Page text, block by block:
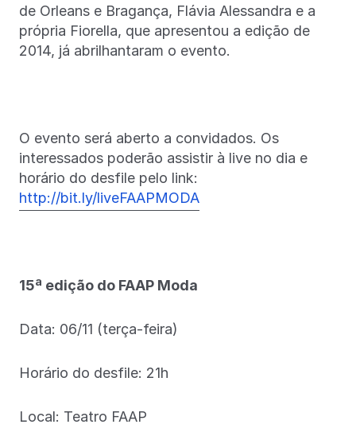
de Orleans e Bragança, Flávia Alessandra e a
própria Fiorella, que apresentou a edição de
2014, já abrilhantaram o evento.
O evento será aberto a convidados. Os
interessados poderão assistir à live no dia e
horário do desfile pelo link:
http://bit.ly/liveFAAPMODA
15ª edição do FAAP Moda
Data: 06/11 (terça-feira)
Horário do desfile: 21h
Local: Teatro FAAP